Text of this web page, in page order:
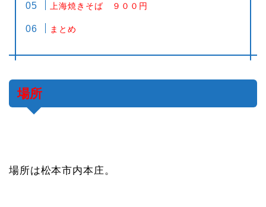
上海焼きそば ９００円
まとめ
場所
場所は松本市内本庄。